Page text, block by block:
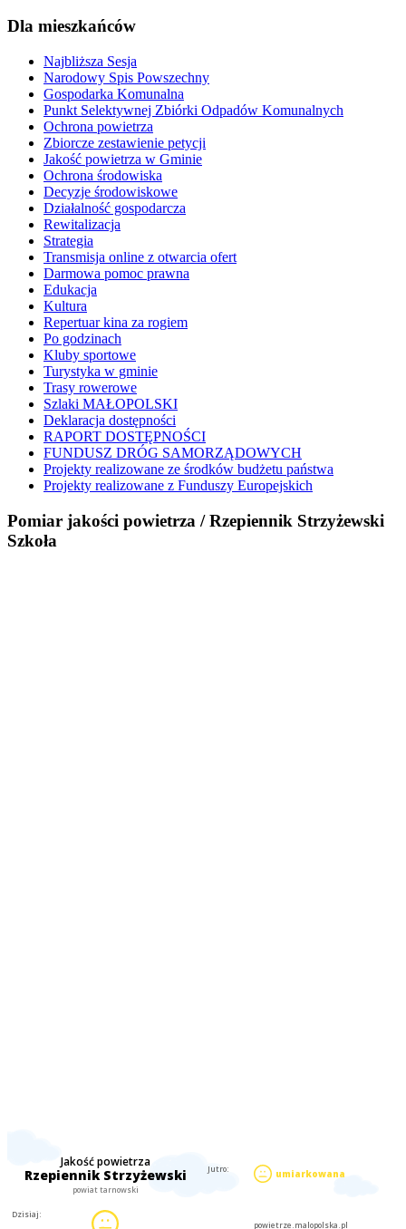
Dla mieszkańców
Najbliższa Sesja
Narodowy Spis Powszechny
Gospodarka Komunalna
Punkt Selektywnej Zbiórki Odpadów Komunalnych
Ochrona powietrza
Zbiorcze zestawienie petycji
Jakość powietrza w Gminie
Ochrona środowiska
Decyzje środowiskowe
Działalność gospodarcza
Rewitalizacja
Strategia
Transmisja online z otwarcia ofert
Darmowa pomoc prawna
Edukacja
Kultura
Repertuar kina za rogiem
Po godzinach
Kluby sportowe
Turystyka w gminie
Trasy rowerowe
Szlaki MAŁOPOLSKI
Deklaracja dostępności
RAPORT DOSTĘPNOŚCI
FUNDUSZ DRÓG SAMORZĄDOWYCH
Projekty realizowane ze środków budżetu państwa
Projekty realizowane z Funduszy Europejskich
Pomiar jakości powietrza / Rzepiennik Strzyżewski
Szkoła